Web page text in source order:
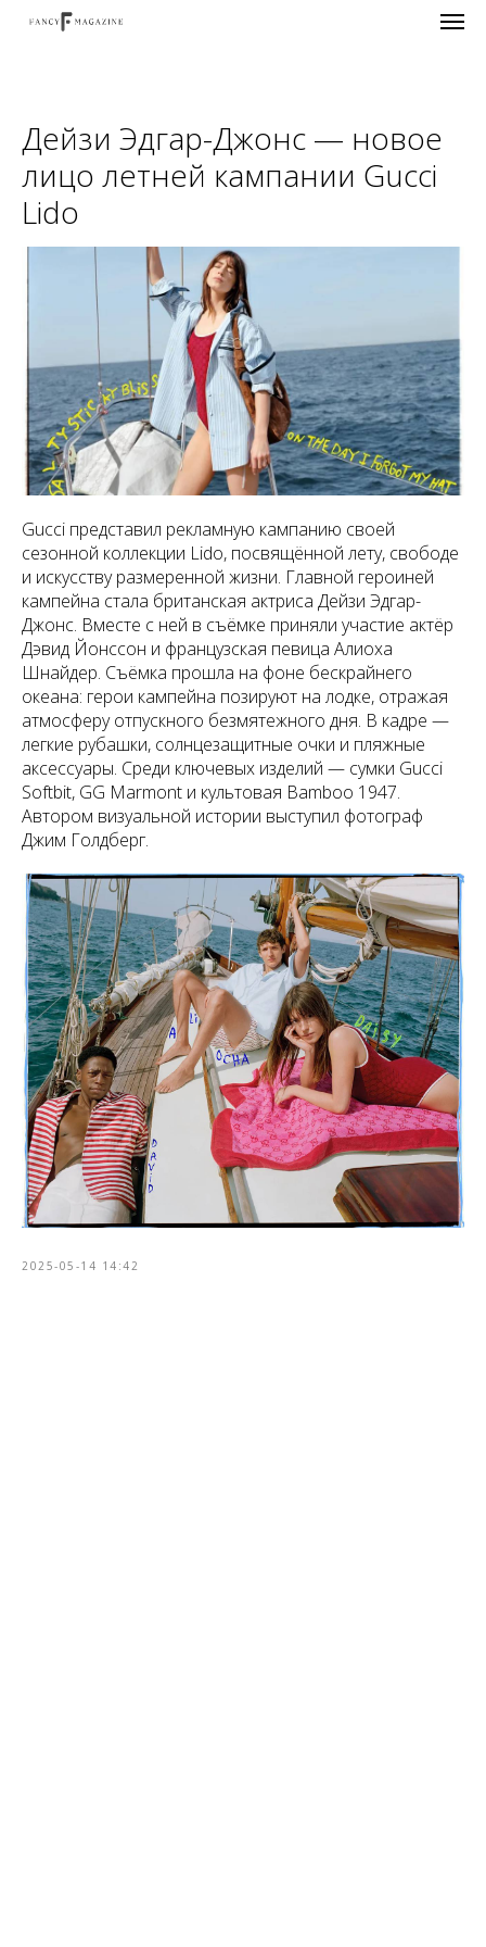
Дейзи Эдгар-Джонс — новое
лицо летней кампании Gucci
Lido
Gucci представил рекламную кампанию своей
сезонной коллекции Lido, посвящённой лету, свободе
и искусству размеренной жизни. Главной героиней
кампейна стала британская актриса Дейзи Эдгар-
Джонс. Вместе с ней в съёмке приняли участие актёр
Дэвид Йонссон и французская певица Алиоха
Шнайдер. Съёмка прошла на фоне бескрайнего
океана: герои кампейна позируют на лодке, отражая
атмосферу отпускного безмятежного дня. В кадре —
легкие рубашки, солнцезащитные очки и пляжные
аксессуары. Среди ключевых изделий — сумки Gucci
Softbit, GG Marmont и культовая Bamboo 1947.
Автором визуальной истории выступил фотограф
Джим Голдберг.
2025-05-14 14:42